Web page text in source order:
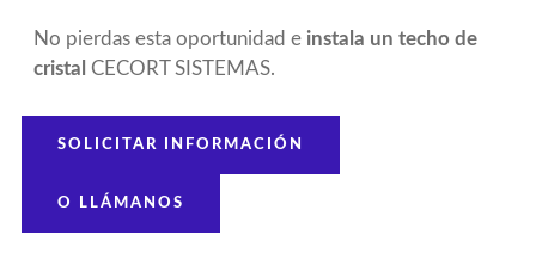
No pierdas esta oportunidad e instala un techo de
cristal CECORT SISTEMAS.
SOLICITAR INFORMACIÓN
O LLÁMANOS